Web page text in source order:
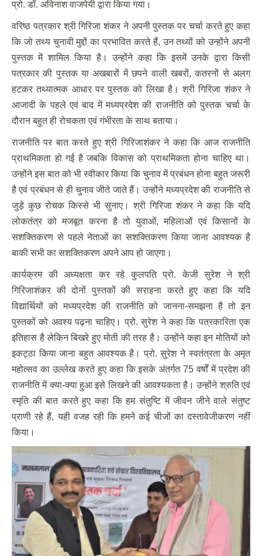
प्रो. डॉ. अविनाश वाजपेयी द्वारा किया गया।
वरिष्ठ पत्रकार श्री गिरिजा शंकर ने अपनी पुस्तक पर चर्चा करते हुए कहा
कि जो तथ्य चुनावी मुद्दों का प्रभावित करते हैं, उन तथ्यों को उन्होंने अपनी
पुस्तक में शामिल किया है। उन्होंने कहा कि इसमें उनके द्वारा किसी
पत्रकार की पुस्तक या अखबारों में छपने वाली खबरों, कतरनों से अलग
हटकर तथ्यात्मक आधार पर पुस्तक को लिखा है। श्री गिरिजा शंकर ने
आजादी के पहले एवं बाद में मध्यप्रदेश की राजनीति को पुस्तक चर्चा के
दौरान बहुत ही रोचकता एवं गंभीरता के साथ बताया।
राजनीति पर बात करते हुए श्री गिरिजाशंकर ने कहा कि आज राजनीति
प्राथमिकता हो गई है जबकि विकास को प्राथमिकता होना चाहिए था।
उन्होंने इस बात को भी स्वीकार किया कि चुनाव में प्रबंधन होना बहुत जरूरी
है एवं प्रबंधन से ही चुनाव जीते जाते हैं। उन्होंने मध्यप्रदेश की राजनीति से
जुड़े कुछ रोचक किस्से भी सुनाए। श्री गिरिजा शंकर ने कहा कि यदि
लोकतंत्र को मजबूत करना है तो युवाओं, महिलाओं एवं किसानों के
सशक्तिकरण से पहले नेताओं का सशक्तिकरण किया जाना आवश्यक है
बाकी सभी का सशक्तिकरण अपने आप हो जाएगा।
कार्यक्रम की अध्यक्षता कर रहे कुलपति प्रो. केजी सुरेश ने श्री
गिरिजाशंकर की दोनों पुस्तकों की सराहना करते हुए कहा कि यदि
विद्यार्थियों को मध्यप्रदेश की राजनीति को जानना-समझना है तो इन
पुस्तकों को अवश्य पढ़ना चाहिए। प्रो. सुरेश ने कहा कि पत्रकारिता एक
इतिहास है लेकिन बिखरे हुए मोती की तरह है। उन्होंने कहा इन मोतियों को
इकट्ठा किया जाना बहुत आवश्यक है। प्रो. सुरेश ने स्वतंत्रता के अमृत
महोत्सव का उल्लेख करते हुए कहा कि इसके अंतर्गत 75 वर्षों में प्रदेश की
राजनीति में क्या-क्या हुआ इसे लिखने की आवश्यकता है। उन्होंने श्रुति एवं
स्मृति की बात करते हुए कहा कि हम संतुष्टि में जीवन जीने वाले संतुष्ट
प्राणी रहे हैं, यही वजह रही कि हमने कई चीजों का दस्तावेजीकरण नहीं
किया।